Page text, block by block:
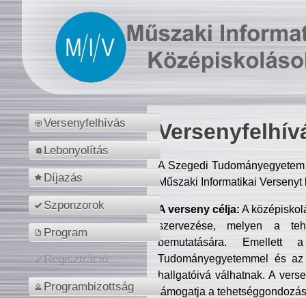
Versenyfelhívás
Lebonyolítás
Díjazás
Szponzorok
Program
Regisztráció
Programbizottság
A Szegedi
Műszaki Informatikai
A verseny célja: A
szervezése, melyen a
bemutatására. Emellett
Tudományegyetemmel és
hallgatóivá válhatnak. A
támogatja a